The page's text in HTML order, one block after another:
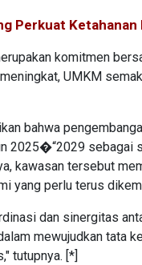
Perkuat Ketahanan
komitmen
UMKM
bahwa
2025�“2029 sebagai
kawasan tersebut
yang perlu terus
dan sinergitas
mewujudkan tata
tutupnya. [*]